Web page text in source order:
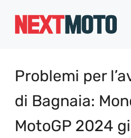
Problemi per
di Bagnaia:
MotoGP 2024